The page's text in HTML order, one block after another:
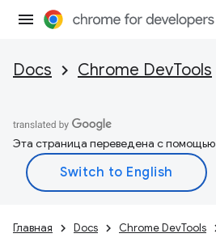
Docs Chrome DevTools
Эта страница переведена с помощью
Главная Docs Chrome DevTools